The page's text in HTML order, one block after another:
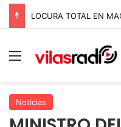
Menú
Noticias